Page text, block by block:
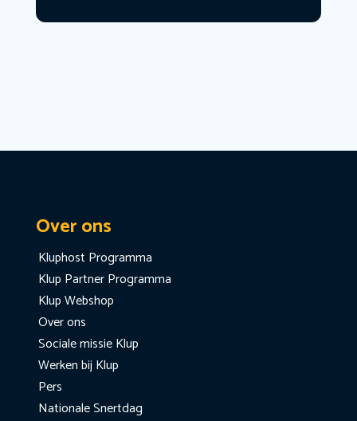
Over ons
Kluphost Programma
Klup Partner Programma
Klup Webshop
Over ons
Sociale missie Klup
Werken bij Klup
Pers
Nationale Snertdag